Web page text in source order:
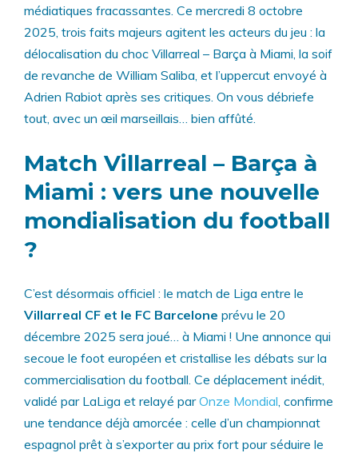
médiatiques fracassantes. Ce mercredi 8 octobre
2025, trois faits majeurs agitent les acteurs du jeu : la
délocalisation du choc Villarreal – Barça à Miami, la soif
de revanche de William Saliba, et l’uppercut envoyé à
Adrien Rabiot après ses critiques. On vous débriefe
tout, avec un œil marseillais… bien affûté.
Match Villarreal – Barça à
Miami : vers une nouvelle
mondialisation du football
?
C’est désormais officiel : le match de Liga entre le
Villarreal CF et le FC Barcelone prévu le 20
décembre 2025 sera joué… à Miami ! Une annonce qui
secoue le foot européen et cristallise les débats sur la
commercialisation du football. Ce déplacement inédit,
validé par LaLiga et relayé parOnze Mondial, confirme
une tendance déjà amorcée : celle d’un championnat
espagnol prêt à s’exporter au prix fort pour séduire le